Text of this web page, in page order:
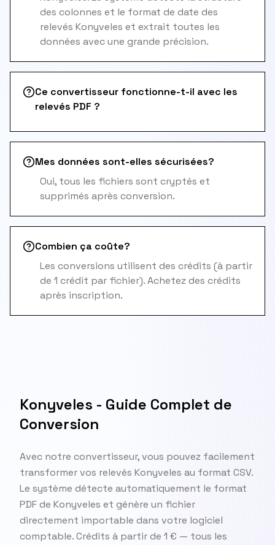
des colonnes et le format de date des
relevés Konyveles et extrait toutes les
données avec une grande précision.
Ce convertisseur fonctionne-t-il avec les
relevés PDF ?
Mes données sont-elles sécurisées?
Oui, tous les fichiers sont cryptés et
supprimés après conversion.
Combien ça coûte?
Les conversions utilisent des crédits (à partir
de 1 crédit par fichier). Achetez des crédits
après inscription.
Konyveles - Guide Complet de
Conversion
Avec notre convertisseur, vous pouvez facilement
transformer vos relevés Konyveles au format CSV.
Le système détecte automatiquement le format
PDF de Konyveles et génère un fichier
directement importable dans votre logiciel
comptable. Crédits à partir de 1 € — tous les